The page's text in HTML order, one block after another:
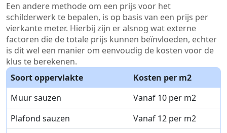
Een andere methode om een prijs voor het
schilderwerk te bepalen, is op basis van een prijs per
vierkante meter. Hierbij zijn er alsnog wat externe
factoren die de totale prijs kunnen beïnvloeden, echter
is dit wel een manier om eenvoudig de kosten voor de
klus te berekenen.
Soort oppervlakte
Kosten per m2
Muur sauzen
Vanaf 10 per m2
Plafond sauzen
Vanaf 12 per m2